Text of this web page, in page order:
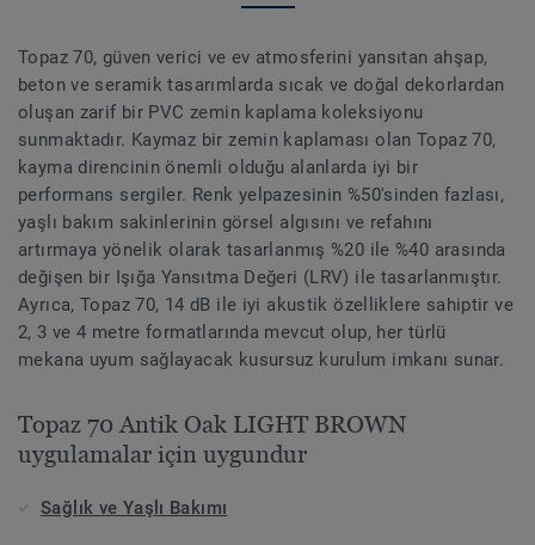
Topaz 70, güven verici ve ev atmosferini yansıtan ahşap,
beton ve seramik tasarımlarda sıcak ve doğal dekorlardan
oluşan zarif bir PVC zemin kaplama koleksiyonu
sunmaktadır. Kaymaz bir zemin kaplaması olan Topaz 70,
kayma direncinin önemli olduğu alanlarda iyi bir
performans sergiler. Renk yelpazesinin %50'sinden fazlası,
yaşlı bakım sakinlerinin görsel algısını ve refahını
artırmaya yönelik olarak tasarlanmış %20 ile %40 arasında
değişen bir Işığa Yansıtma Değeri (LRV) ile tasarlanmıştır.
Ayrıca, Topaz 70, 14 dB ile iyi akustik özelliklere sahiptir ve
2, 3 ve 4 metre formatlarında mevcut olup, her türlü
mekana uyum sağlayacak kusursuz kurulum imkanı sunar.
Topaz 70 Antik Oak LIGHT BROWN
uygulamalar için uygundur
Sağlık ve Yaşlı Bakımı